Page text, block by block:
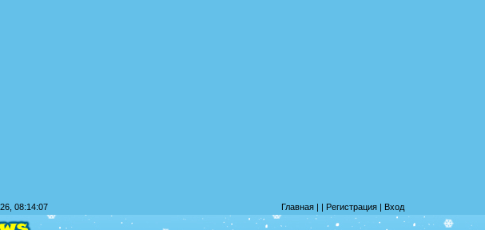
08:14:07 Главная | | Регистрация | Вход